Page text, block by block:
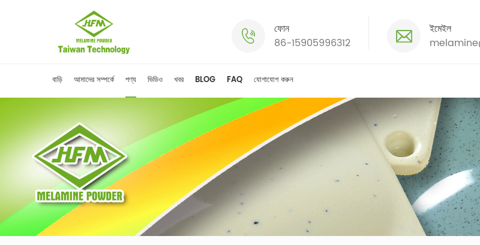
ফোন
86-15905996312
ইমেইল
বাড়ি আমাদের সম্পর্কে পণ্য ভিডিও খবর BLOG FAQ যোগাযোগ করুন